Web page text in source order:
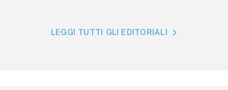
LEGGI TUTTI GLI EDITORIALI